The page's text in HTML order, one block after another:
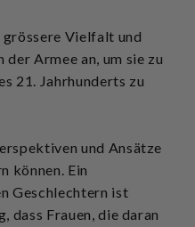
Vielfalt und
Armee an, um sie zu
21. Jahrhunderts zu
und Ansätze
können. Ein
Geschlechtern ist
dass Frauen, die daran